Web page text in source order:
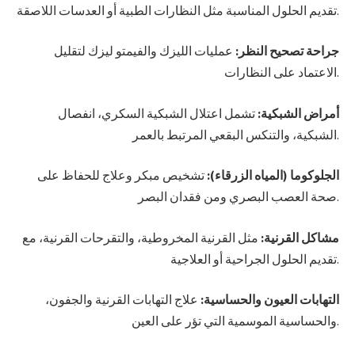
تقديم الحلول المناسبة مثل النظارات الطبية أو العدسات اللاصقة.
جراحة تصحيح النظر: عمليات الليزك والفيمتو ليزك لتقليل
الاعتماد على النظارات.
أمراض الشبكية: تشمل اعتلال الشبكية السكري، انفصال
الشبكية، والتنكس البقعي المرتبط بالعمر.
الجلوكوما (المياه الزرقاء): تشخيص مبكر وعلاج للحفاظ على
صحة العصب البصري ومن فقدان البصر.
مشاكل القرنية: مثل القرنية المخروطية، والتقرحات القرنية، مع
تقديم الحلول الجراحية أو العلاجية.
التهابات العيون والحساسية: علاج التهابات القرنية والجفون،
والحساسية الموسمية التي تؤر على العين.